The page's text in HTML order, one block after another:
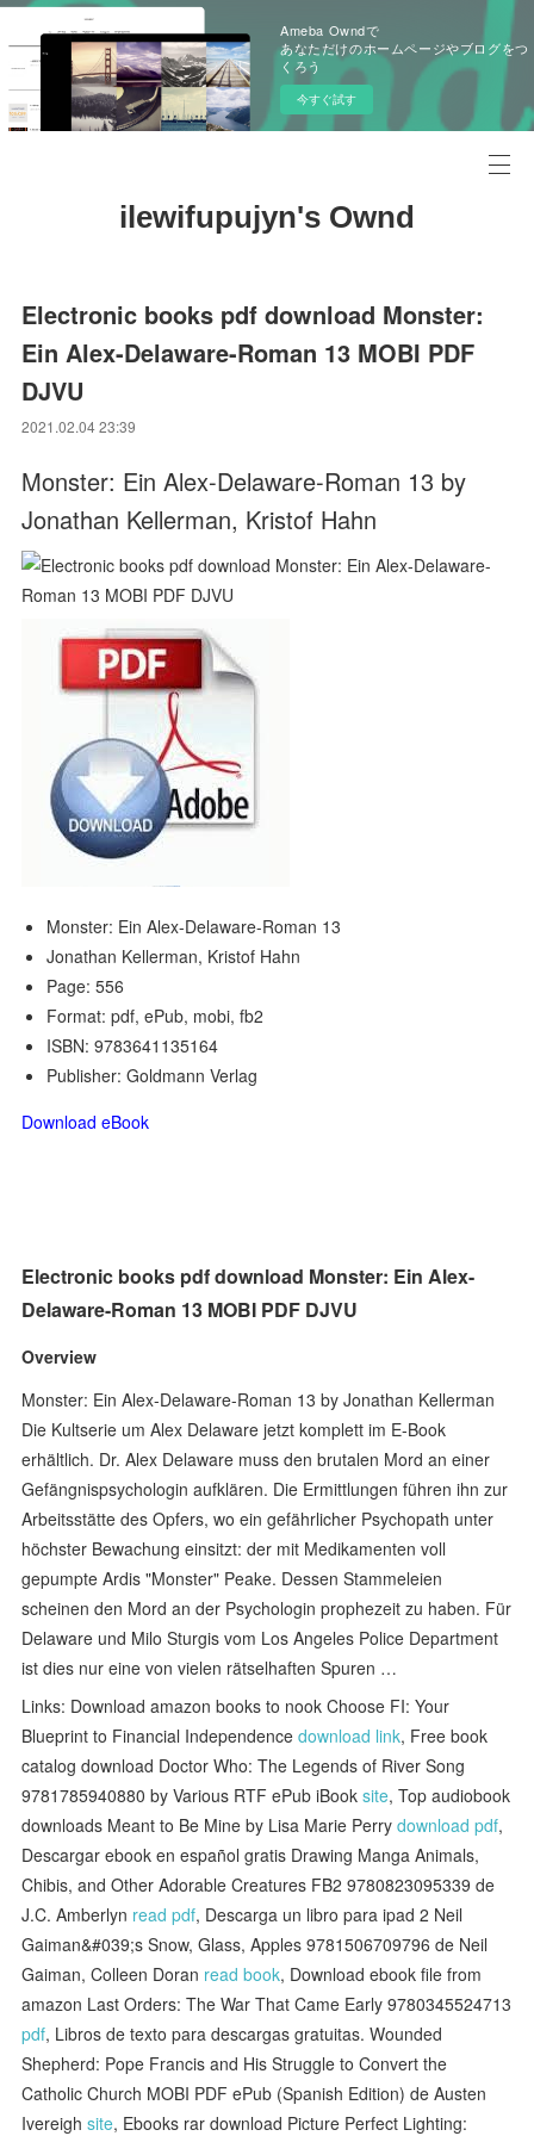
Ameba Owndで
あなただけのホームページやブログをつ
くろう
今すぐ試す
ilewifupujyn's Ownd
Electronic books pdf download Monster:
Ein Alex-Delaware-Roman 13 MOBI PDF
DJVU
2021.02.04 23:39
Monster: Ein Alex-Delaware-Roman 13 by
Jonathan Kellerman, Kristof Hahn
Monster: Ein Alex-Delaware-Roman 13
Jonathan Kellerman, Kristof Hahn
Page: 556
Format: pdf, ePub, mobi, fb2
ISBN: 9783641135164
Publisher: Goldmann Verlag
Download eBook
Electronic books pdf download Monster: Ein Alex-
Delaware-Roman 13 MOBI PDF DJVU
Overview
Monster: Ein Alex-Delaware-Roman 13 by Jonathan Kellerman
Die Kultserie um Alex Delaware jetzt komplett im E-Book
erhältlich. Dr. Alex Delaware muss den brutalen Mord an einer
Gefängnispsychologin aufklären. Die Ermittlungen führen ihn zur
Arbeitsstätte des Opfers, wo ein gefährlicher Psychopath unter
höchster Bewachung einsitzt: der mit Medikamenten voll
gepumpte Ardis "Monster" Peake. Dessen Stammeleien
scheinen den Mord an der Psychologin prophezeit zu haben. Für
Delaware und Milo Sturgis vom Los Angeles Police Department
ist dies nur eine von vielen rätselhaften Spuren …
Links: Download amazon books to nook Choose FI: Your
Blueprint to Financial Independencedownload link, Free book
catalog download Doctor Who: The Legends of River Song
9781785940880 by Various RTF ePub iBooksite, Top audiobook
downloads Meant to Be Mine by Lisa Marie Perrydownload pdf,
Descargar ebook en español gratis Drawing Manga Animals,
Chibis, and Other Adorable Creatures FB2 9780823095339 de
J.C. Amberlyn read pdf, Descarga un libro para ipad 2 Neil
Gaiman&#039;s Snow, Glass, Apples 9781506709796 de Neil
Gaiman, Colleen Doran read book, Download ebook file from
amazon Last Orders: The War That Came Early 9780345524713
pdf, Libros de texto para descargas gratuitas. Wounded
Shepherd: Pope Francis and His Struggle to Convert the
Catholic Church MOBI PDF ePub (Spanish Edition) de Austen
Ivereighsite, Ebooks rar download Picture Perfect Lighting: